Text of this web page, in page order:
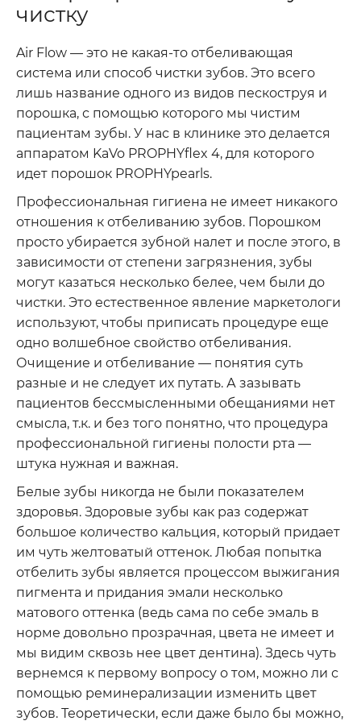
чистку
Air Flow — это не какая-то отбеливающая
система или способ чистки зубов. Это всего
лишь название одного из видов пескоструя и
порошка, с помощью которого мы чистим
пациентам зубы. У нас в клинике это делается
аппаратом KaVo PROPHYflex 4, для которого
идет порошок PROPHYpearls.
Профессиональная гигиена не имеет никакого
отношения к отбеливанию зубов. Порошком
просто убирается зубной налет и после этого, в
зависимости от степени загрязнения, зубы
могут казаться несколько белее, чем были до
чистки. Это естественное явление маркетологи
используют, чтобы приписать процедуре еще
одно волшебное свойство отбеливания.
Очищение и отбеливание — понятия суть
разные и не следует их путать. А зазывать
пациентов бессмысленными обещаниями нет
смысла, т.к. и без того понятно, что процедура
профессиональной гигиены полости рта —
штука нужная и важная.
Белые зубы никогда не были показателем
здоровья. Здоровые зубы как раз содержат
большое количество кальция, который придает
им чуть желтоватый оттенок. Любая попытка
отбелить зубы является процессом выжигания
пигмента и придания эмали несколько
матового оттенка (ведь сама по себе эмаль в
норме довольно прозрачная, цвета не имеет и
мы видим сквозь нее цвет дентина). Здесь чуть
вернемся к первому вопросу о том, можно ли с
помощью реминерализации изменить цвет
зубов. Теоретически, если даже было бы можно,